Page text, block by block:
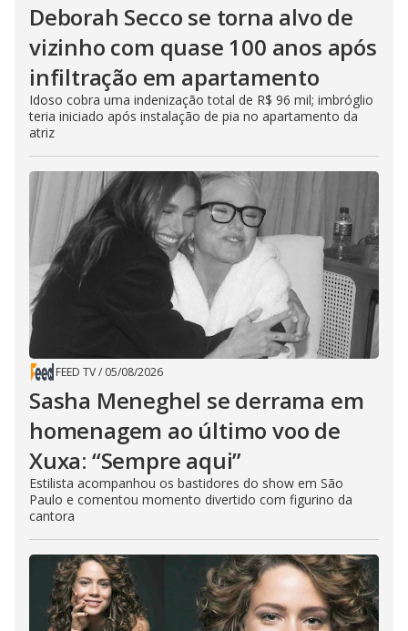
Deborah Secco se torna alvo de
vizinho com quase 100 anos após
infiltração em apartamento
Idoso cobra uma indenização total de R$ 96 mil; imbróglio
teria iniciado após instalação de pia no apartamento da
atriz
FEED TV/ 05/08/2026
Sasha Meneghel se derrama em
homenagem ao último voo de
Xuxa: “Sempre aqui”
Estilista acompanhou os bastidores do show em São
Paulo e comentou momento divertido com figurino da
cantora